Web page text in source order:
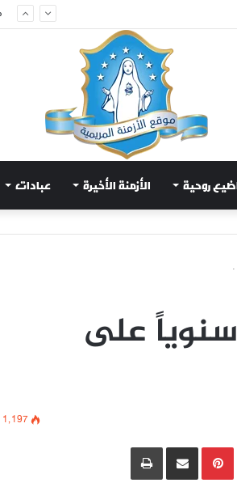
روحية الأزمنة الأخيرة عبادات
.
سنوياً على
1٬197
Pinterestمشاركة عبر البريد طباعة